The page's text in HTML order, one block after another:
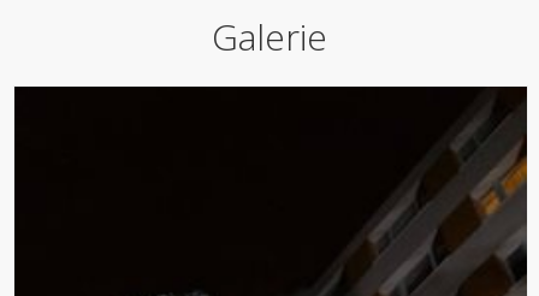
Galerie